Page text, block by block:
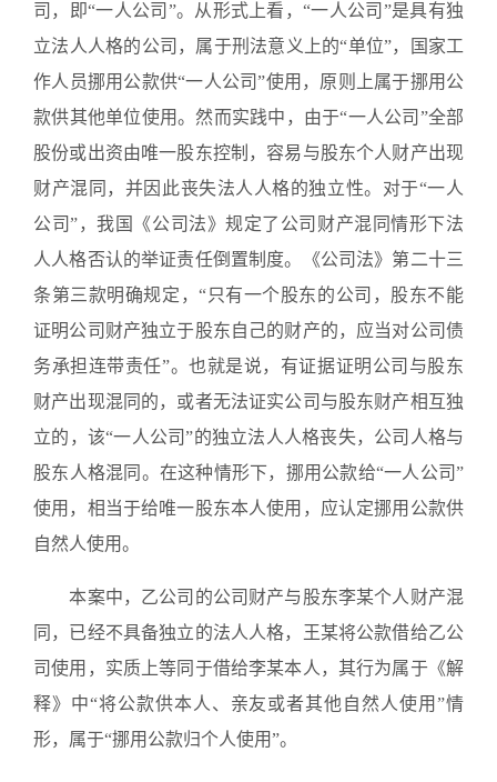
司，即“一人公司”。从形式上看，“一人公司”是具有独
立法人人格的公司，属于刑法意义上的“单位”，国家工
作人员挪用公款供“一人公司”使用，原则上属于挪用公
款供其他单位使用。然而实践中，由于“一人公司”全部
股份或出资由唯一股东控制，容易与股东个人财产出现
财产混同，并因此丧失法人人格的独立性。对于“一人
公司”，我国《公司法》规定了公司财产混同情形下法
人人格否认的举证责任倒置制度。《公司法》第二十三
条第三款明确规定，“只有一个股东的公司，股东不能
证明公司财产独立于股东自己的财产的，应当对公司债
务承担连带责任”。也就是说，有证据证明公司与股东
财产出现混同的，或者无法证实公司与股东财产相互独
立的，该“一人公司”的独立法人人格丧失，公司人格与
股东人格混同。在这种情形下，挪用公款给“一人公司”
使用，相当于给唯一股东本人使用，应认定挪用公款供
自然人使用。
本案中，乙公司的公司财产与股东李某个人财产混
同，已经不具备独立的法人人格，王某将公款借给乙公
司使用，实质上等同于借给李某本人，其行为属于《解
释》中“将公款供本人、亲友或者其他自然人使用”情
形，属于“挪用公款归个人使用”。